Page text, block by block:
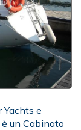
Yachts e
un Cabinato